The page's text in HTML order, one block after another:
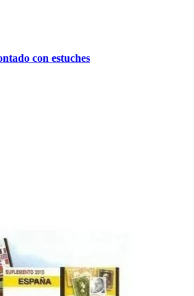
con estuches